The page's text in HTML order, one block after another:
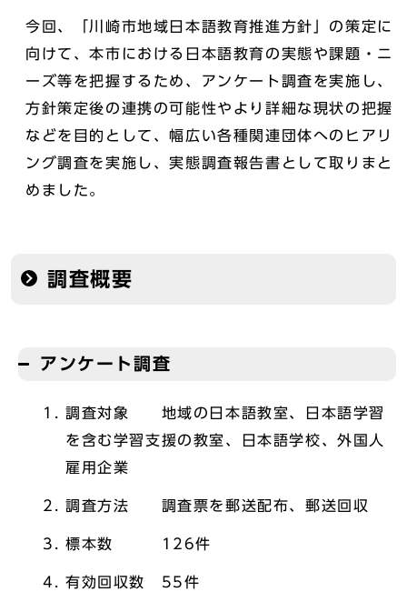
今回、「川崎市地域日本語教育推進方針」の策定に
向けて、本市における日本語教育の実態や課題・ニ
ーズ等を把握するため、アンケート調査を実施し、
方針策定後の連携の可能性やより詳細な現状の把握
などを目的として、幅広い各種関連団体へのヒアリ
ング調査を実施し、実態調査報告書として取りまと
めました。
調査概要
アンケート調査
調査対象 地域の日本語教室、日本語学習
を含む学習支援の教室、日本語学校、外国人
雇用企業
調査方法 調査票を郵送配布、郵送回収
標本数 126件
有効回収数 55件